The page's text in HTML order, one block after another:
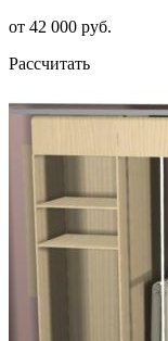
от 42 000 руб.
Рассчитать